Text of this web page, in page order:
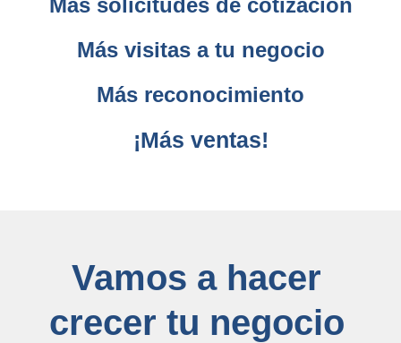
Más visitas a tu negocio
Más reconocimiento
¡Más ventas!
Vamos a hacer
crecer tu negocio